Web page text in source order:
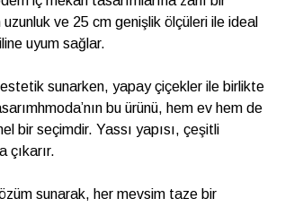
ve 25 cm genişlik ölçüleri ile ideal
uyum sağlar.
sunarken, yapay çiçekler ile birlikte
bu ürünü, hem ev hem de
bir seçimdir. Yassı yapısı, çeşitli
çıkarır.
sunarak, her mevsim taze bir